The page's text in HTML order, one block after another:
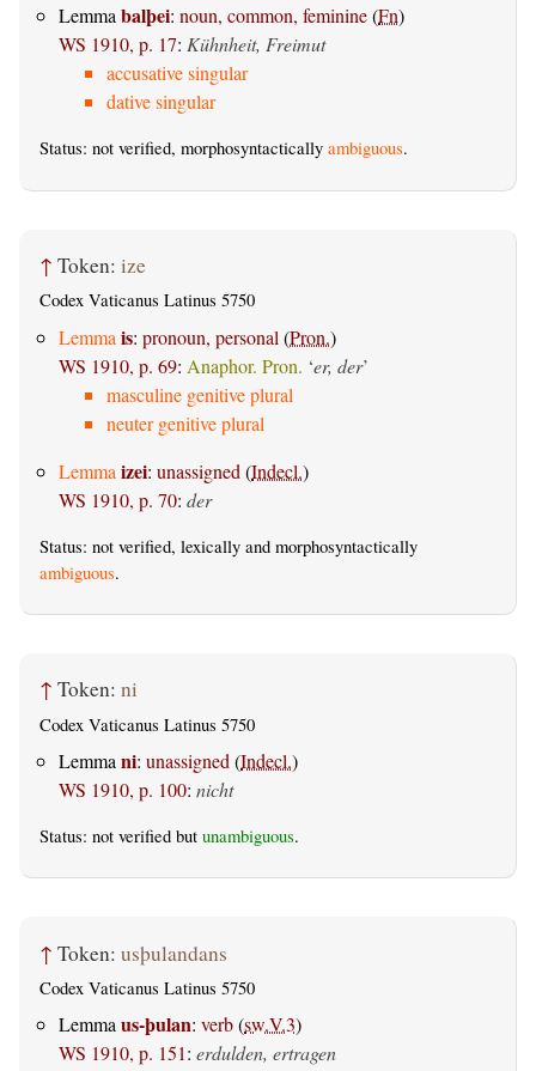
Lemmabalþei: noun, common, feminine(Fn)
WS 1910, p. 17: Kühnheit, Freimut
accusative singular
dative singular
Status: not verified, morphosyntactically ambiguous.
↑ Token: ize
Codex Vaticanus Latinus 5750
Lemma is: pronoun, personal (Pron.)
WS 1910, p. 69: Anaphor. Pron. ‘er, der’
masculine genitive plural
neuter genitive plural
Lemma izei: unassigned (Indecl.)
WS 1910, p. 70: der
Status: not verified, lexically and morphosyntactically
ambiguous.
↑ Token: ni
Codex Vaticanus Latinus 5750
Lemma ni: unassigned (Indecl.)
WS 1910, p. 100: nicht
Status: not verified but unambiguous.
↑ Token: usþulandans
Codex Vaticanus Latinus 5750
Lemmaus-þulan: verb(sw.V.3)
WS 1910, p. 151: erdulden, ertragen